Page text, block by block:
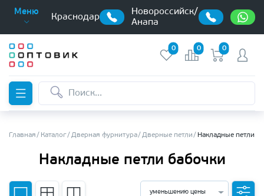
Меню
Краснодар
Новороссийск/
Анапа
0 0 0
Главная Каталог Дверная фурнитура Дверные петли Накладные петли
Накладные петли бабочки
уменьшению цены